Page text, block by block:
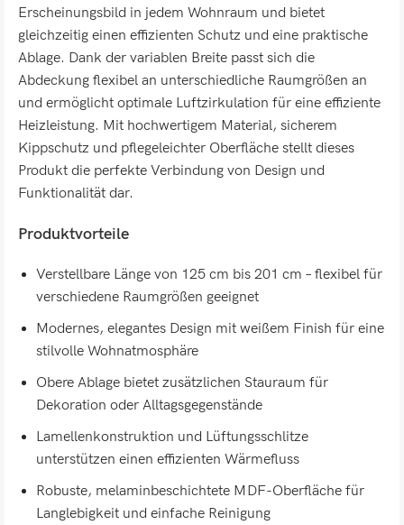
Erscheinungsbild in jedem Wohnraum und bietet
gleichzeitig einen effizienten Schutz und eine praktische
Ablage. Dank der variablen Breite passt sich die
Abdeckung flexibel an unterschiedliche Raumgrößen an
und ermöglicht optimale Luftzirkulation für eine effiziente
Heizleistung. Mit hochwertigem Material, sicherem
Kippschutz und pflegeleichter Oberfläche stellt dieses
Produkt die perfekte Verbindung von Design und
Funktionalität dar.
Produktvorteile
Verstellbare Länge von 125 cm bis 201 cm – flexibel für
verschiedene Raumgrößen geeignet
Modernes, elegantes Design mit weißem Finish für eine
stilvolle Wohnatmosphäre
Obere Ablage bietet zusätzlichen Stauraum für
Dekoration oder Alltagsgegenstände
Lamellenkonstruktion und Lüftungsschlitze
unterstützen einen effizienten Wärmefluss
Robuste, melaminbeschichtete MDF-Oberfläche für
Langlebigkeit und einfache Reinigung